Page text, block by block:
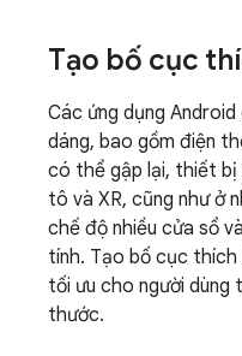
Tạo bố cục
Các ứng dụng
dáng, bao gồm điện
có thể gập lại, thiết bị
tô và XR, cũng như ở
chế độ nhiều cửa sổ
tính. Tạo bố cục thích
tối ưu cho người dùng
thước.